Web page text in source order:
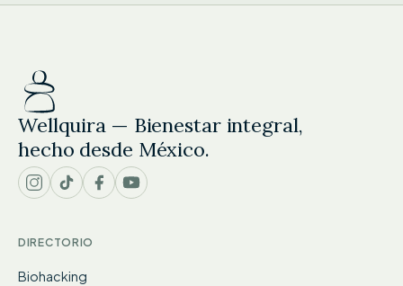
Wellquira — Bienestar integral,
hecho desde México.
DIRECTORIO
Biohacking